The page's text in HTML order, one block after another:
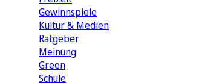
Gewinnspiele
Kultur & Medien
Ratgeber
Meinung
Green
Schule